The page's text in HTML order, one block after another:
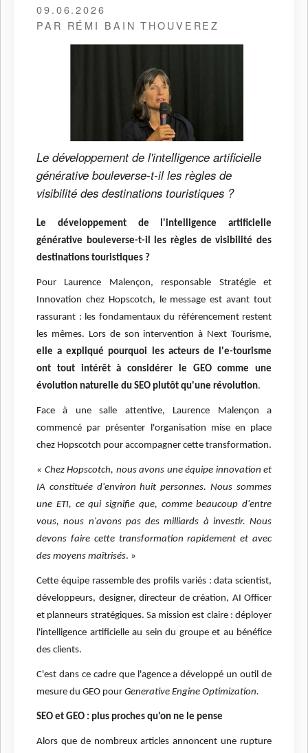
09.06.2026
PAR RÉMI BAIN THOUVEREZ
Le développement de l'intelligence artificielle
générative bouleverse-t-il les règles de
visibilité des destinations touristiques ?
Le développement de l'intelligence artificielle
générative bouleverse-t-il les règles de visibilité des
destinations touristiques ?
Pour Laurence Malençon, responsable Stratégie et
Innovation chez Hopscotch, le message est avant tout
rassurant : les fondamentaux du référencement restent
les mêmes. Lors de son intervention à Next Tourisme,
elle a expliqué pourquoi les acteurs de l'e-tourisme
ont tout intérêt à considérer le GEO comme une
évolution naturelle du SEO plutôt qu'une révolution.
Face à une salle attentive, Laurence Malençon a
commencé par présenter l'organisation mise en place
chez Hopscotch pour accompagner cette transformation.
« Chez Hopscotch, nous avons une équipe innovation et
IA constituée d'environ huit personnes. Nous sommes
une ETI, ce qui signifie que, comme beaucoup d'entre
vous, nous n'avons pas des milliards à investir. Nous
devons faire cette transformation rapidement et avec
des moyens maîtrisés. »
Cette équipe rassemble des profils variés : data scientist,
développeurs, designer, directeur de création, AI Officer
et planneurs stratégiques. Sa mission est claire : déployer
l'intelligence artificielle au sein du groupe et au bénéfice
des clients.
C'est dans ce cadre que l'agence a développé un outil de
mesure du GEO pour Generative Engine Optimization.
SEO et GEO : plus proches qu'on ne le pense
Alors que de nombreux articles annoncent une rupture